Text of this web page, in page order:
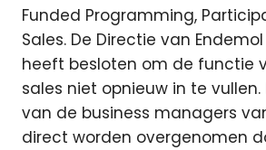
Funded Programming,
Sales. De Directie van
heeft besloten om de functie
sales niet opnieuw in te
van de business managers
direct worden overgenomen